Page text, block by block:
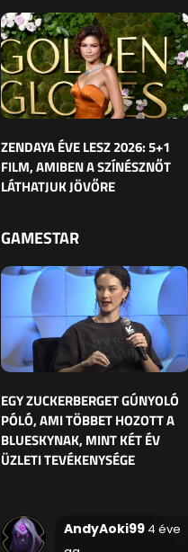
ZENDAYA ÉVE LESZ 2026: 5+1
FILM, AMIBEN A SZÍNÉSZNŐT
LÁTHATJUK JÖVŐRE
GAMESTAR
EGY ZUCKERBERGET GÚNYOLÓ
PÓLÓ, AMI TÖBBET HOZOTT A
BLUESKYNAK, MINT KÉT ÉV
ÜZLETI TEVÉKENYSÉGE
AndyAoki99 4 éve